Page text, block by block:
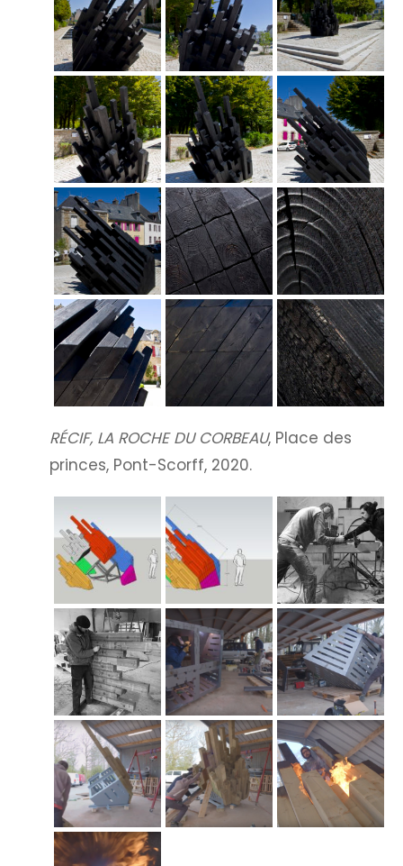
RÉCIF, LA ROCHE DU CORBEAU, Place des
princes, Pont-Scorff, 2020.